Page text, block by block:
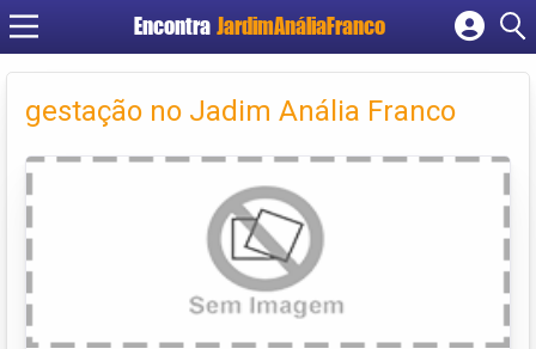
Encontra JardimAnáliaFranco
Cadastrar empresa
Criar conta
gestação no Jadim Anália Franco